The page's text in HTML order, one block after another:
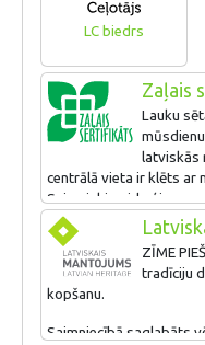
LC biedrs
Zaļais
Lauku
latviskās
centrālā vieta ir klēts ar
Saimnieki gaida
iepazīstina ar
gadskārtu svinību
rūpējas par apkaimes
bioloģiskās
organizē ekskursijas,
apkaimes iemītniekiem,
ZĪME
tradīciju
kopšanu.
Saimniecībā saglabāts